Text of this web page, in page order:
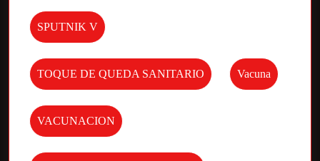
SPUTNIK V
TOQUE DE QUEDA SANITARIO Vacuna
VACUNACION